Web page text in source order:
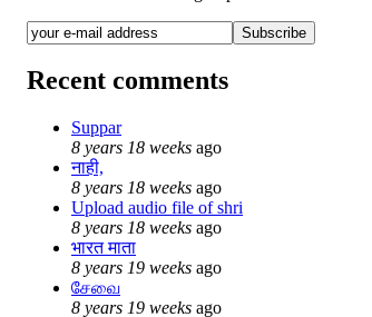
Recent comments
Suppar
8 years 18 weeks ago
नाही,
8 years 18 weeks ago
Upload audio file of shri
8 years 18 weeks ago
भारत माता
8 years 19 weeks ago
சேவை
8 years 19 weeks ago